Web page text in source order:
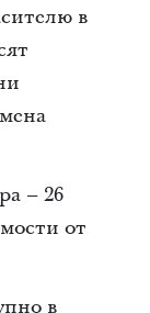
в
– 26
от
в